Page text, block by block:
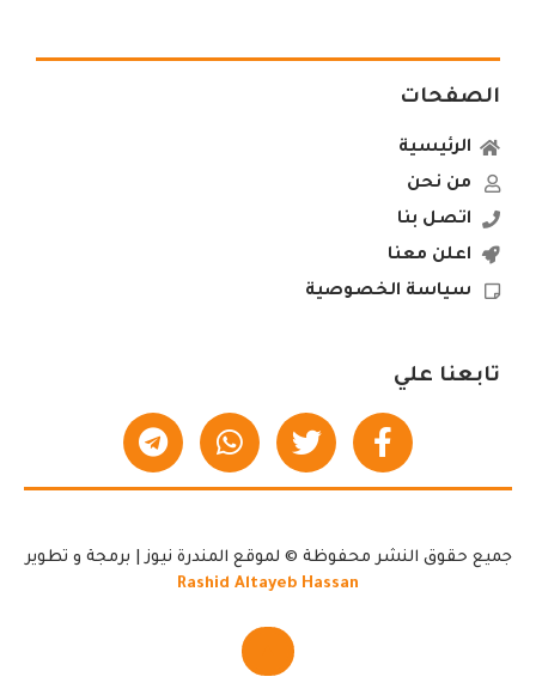
الصفحات
الرئيسية
من نحن
اتصل بنا
اعلن معنا
سياسة الخصوصية
تابعنا علي
جميع حقوق النشر محفوظة © لموقع المندرة نيوز | برمجة و تطوير
Rashid Altayeb Hassan